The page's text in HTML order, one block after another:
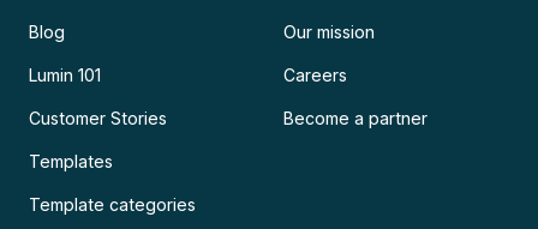
Blog
Lumin 101
Customer Stories
Templates
Template categories
Our mission
Careers
Become a partner